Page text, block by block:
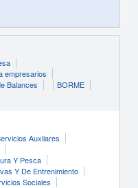
empresarios
Balances
BORME
Auxliares
Y Pesca
Y De Entrenimiento
Sociales